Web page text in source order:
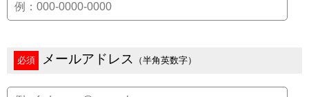
必須 メールアドレス （半角英数字）